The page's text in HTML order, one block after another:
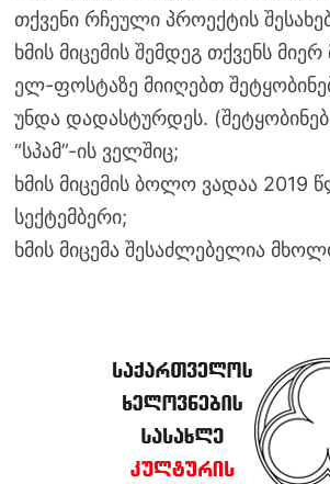
თქვენი რჩეული პროექტის
ხმის მიცემის შემდეგ თქვენს
ელ-ფოსტაზე მიიღებთ
უნდა დადასტურდეს.
“სპამ”-ის ველშიც;
ხმის მიცემის ბოლო ვადაა 2019
სექტემბერი;
ხმის მიცემა შესაძლებელია